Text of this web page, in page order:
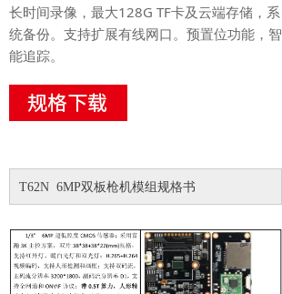
长时间录像，最大128G TF卡及云端存储，系
统备份。支持扩展有线网口。预置位功能，智
能追踪。
T62N 6MP双板枪机模组规格书